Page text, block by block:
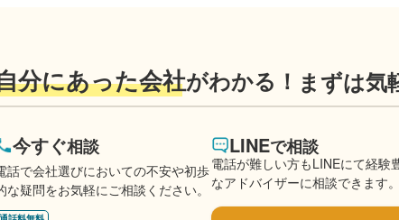
分にあった会社がわかる！ まずは気
今すぐ相談
話で会社選びにおいての不安や初歩
な疑問をお気軽にご相談ください。
LINEで相談
電話が難しい方もLINEにて経験
なアドバイザーに相談できます。